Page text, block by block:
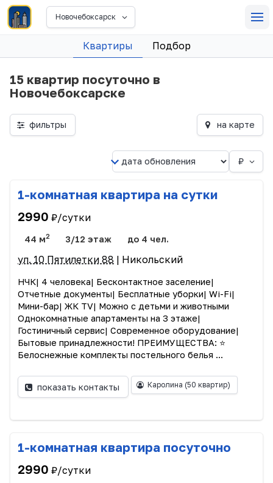
Новочебоксарск
Квартиры Подбор
15 квартир посуточно в
Новочебоксарске
фильтры на карте
₽
1-комнатная квартира на сутки
2990 ₽/сутки
44 м2 3/12 этаж до 4 чел.
ул. 10 Пятилетки 88 | Никольский
НЧК| 4 человека| Бесконтактное заселение|
Отчетные документы| Бесплатные уборки| Wi-Fi|
Мини-бар| ЖК TV| Можно с детьми и животными
Однокомнaтные апартаменты на 3 этаже|
Гостиничный сервис| Современное оборудование|
Бытовые принадлежности! ПРЕИМУЩЕСТВА: ⭐️
Белоснежные комплекты постельного белья ...
показать контакты Каролина (50 квартир)
1-комнатная квартира посуточно
2990 ₽/сутки